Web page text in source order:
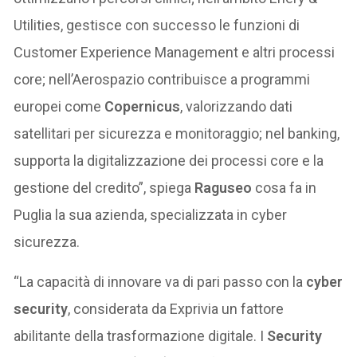
Utilities, gestisce con successo le funzioni di
Customer Experience Management e altri processi
core; nell’Aerospazio contribuisce a programmi
europei come Copernicus, valorizzando dati
satellitari per sicurezza e monitoraggio; nel banking,
supporta la digitalizzazione dei processi core e la
gestione del credito”, spiega Raguseo cosa fa in
Puglia la sua azienda, specializzata in cyber
sicurezza.
“La capacità di innovare va di pari passo con la cyber
security, considerata da Exprivia un fattore
abilitante della trasformazione digitale. I Security